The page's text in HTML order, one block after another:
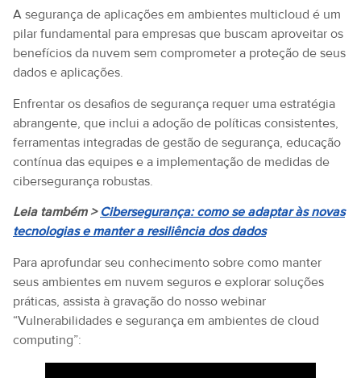
A segurança de aplicações em ambientes multicloud é um
pilar fundamental para empresas que buscam aproveitar os
benefícios da nuvem sem comprometer a proteção de seus
dados e aplicações.
Enfrentar os desafios de segurança requer uma estratégia
abrangente, que inclui a adoção de políticas consistentes,
ferramentas integradas de gestão de segurança, educação
contínua das equipes e a implementação de medidas de
cibersegurança robustas.
Leia também > Cibersegurança: como se adaptar às novas
tecnologias e manter a resiliência dos dados
Para aprofundar seu conhecimento sobre como manter
seus ambientes em nuvem seguros e explorar soluções
práticas, assista à gravação do nosso webinar
“Vulnerabilidades e segurança em ambientes de cloud
computing”: